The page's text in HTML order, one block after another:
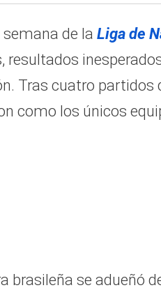
de la Liga de
resultados
Tras cuatro partidos
como los únicos
brasileña se adueñó